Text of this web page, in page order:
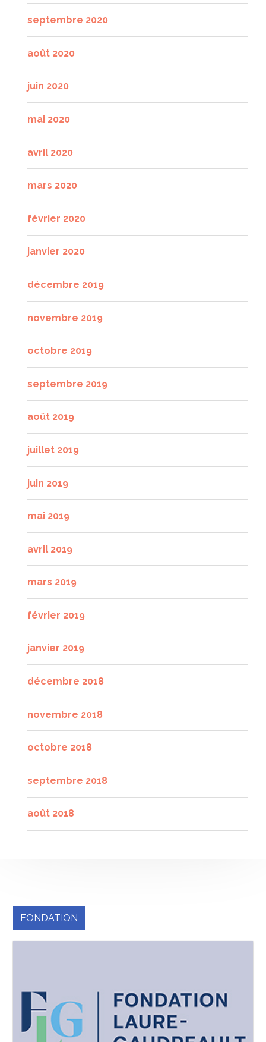
septembre 2020
août 2020
juin 2020
mai 2020
avril 2020
mars 2020
février 2020
janvier 2020
décembre 2019
novembre 2019
octobre 2019
septembre 2019
août 2019
juillet 2019
juin 2019
mai 2019
avril 2019
mars 2019
février 2019
janvier 2019
décembre 2018
novembre 2018
octobre 2018
septembre 2018
août 2018
FONDATION